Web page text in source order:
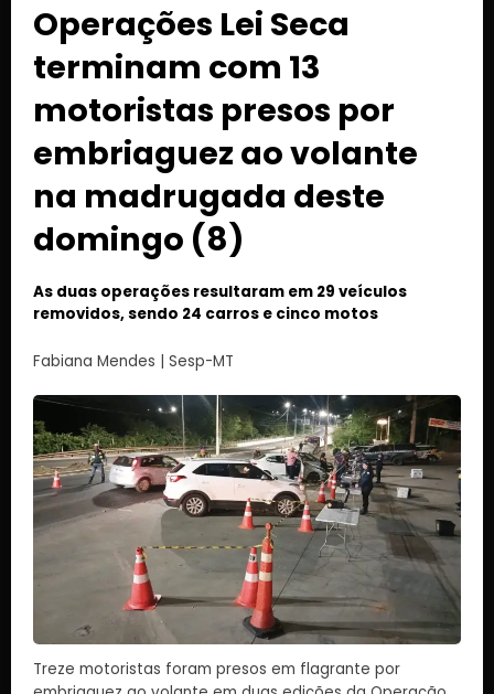
Operações Lei Seca
terminam com 13
motoristas presos por
embriaguez ao volante
na madrugada deste
domingo (8)
As duas operações resultaram em 29 veículos
removidos, sendo 24 carros e cinco motos
Fabiana Mendes | Sesp-MT
Treze motoristas foram presos em flagrante por